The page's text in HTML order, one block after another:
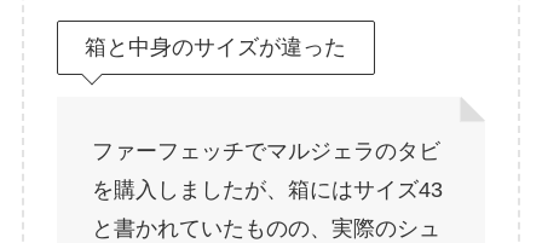
箱と中身のサイズが違った
ファーフェッチでマルジェラのタビ
を購入しましたが、箱にはサイズ43
と書かれていたものの、実際のシュ